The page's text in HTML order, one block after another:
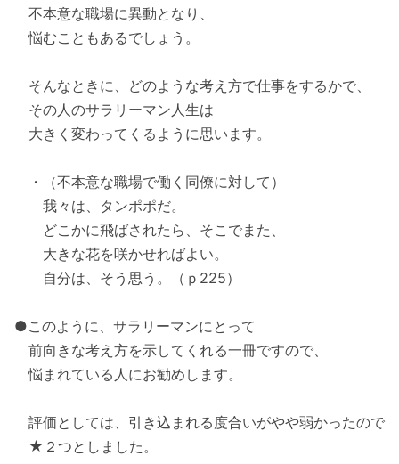
不本意な職場に異動となり、
悩むこともあるでしょう。
そんなときに、どのような考え方で仕事をするかで、
その人のサラリーマン人生は
大きく変わってくるように思います。
・（不本意な職場で働く同僚に対して）
我々は、タンポポだ。
どこかに飛ばされたら、そこでまた、
大きな花を咲かせればよい。
自分は、そう思う。（ｐ225）
●このように、サラリーマンにとって
前向きな考え方を示してくれる一冊ですので、
悩まれている人にお勧めします。
評価としては、引き込まれる度合いがやや弱かったので
★２つとしました。